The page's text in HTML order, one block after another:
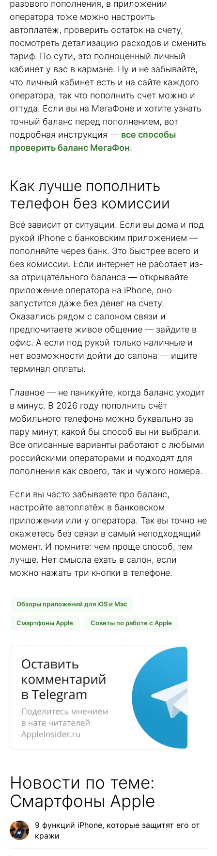
разового пополнения, в приложении
оператора тоже можно настроить
автоплатёж, проверить остаток на счету,
посмотреть детализацию расходов и сменить
тариф. По сути, это полноценный личный
кабинет у вас в кармане. Ну и не забывайте,
что личный кабинет есть и на сайте каждого
оператора, так что пополнить счет можно и
оттуда. Если вы на МегаФоне и хотите узнать
точный баланс перед пополнением, вот
подробная инструкция — все способы
проверить баланс МегаФон.
Как лучше пополнить
телефон без комиссии
Всё зависит от ситуации. Если вы дома и под
рукой iPhone с банковским приложением —
пополняйте через банк. Это быстрее всего и
без комиссии. Если интернет не работает из-
за отрицательного баланса — открывайте
приложение оператора на iPhone, оно
запустится даже без денег на счету.
Оказались рядом с салоном связи и
предпочитаете живое общение — зайдите в
офис. А если под рукой только наличные и
нет возможности дойти до салона — ищите
терминал оплаты.
Главное — не паникуйте, когда баланс уходит
в минус. В 2026 году пополнить счёт
мобильного телефона можно буквально за
пару минут, какой бы способ вы ни выбрали.
Все описанные варианты работают с любыми
российскими операторами и подходят для
пополнения как своего, так и чужого номера.
Если вы часто забываете про баланс,
настройте автоплатёж в банковском
приложении или у оператора. Так вы точно не
окажетесь без связи в самый неподходящий
момент. И помните: чем проще способ, тем
лучше. Нет смысла ехать в салон, если
можно нажать три кнопки в телефоне.
Обзоры приложений для iOS и Mac
Смартфоны Apple Советы по работе с Apple
Новости по теме:
Смартфоны Apple
9 функций iPhone, которые защитят его от
кражи